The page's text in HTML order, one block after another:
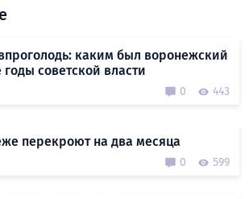
каким был воронежский
советской власти
0 443
перекроют на два месяца
0 599